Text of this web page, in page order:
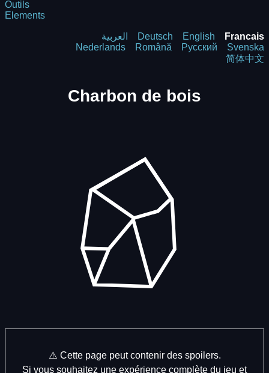
Outils
Elements
العربية Deutsch English
Francais
Nederlands
Română Русский
Svenska
简体中文
Charbon de bois
⚠️ Cette page peut contenir des spoilers.
Si vous souhaitez une expérience complète du jeu et